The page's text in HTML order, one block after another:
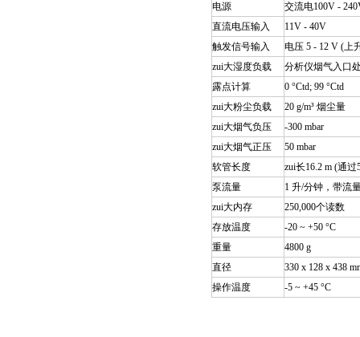
电源
交流电100V -
直流电压输入
11V - 40V
触发信号输入
电压 5 - 12 V (上
zui大湿度负载
分析仪烟气入口
露点计算
0 °Ctd; 99 °Ctd
zui大粉尘负载
20 g/m³ 烟尘量
zui大烟气负压
-300 mbar
zui大烟气正压
50 mbar
软管长度
zui长16.2 m (通
泵流量
1 升/分钟，带流
zui大内存
250,000个读数
存放温度
-20 ~ +50 °C
重量
4800 g
直径
330 x 128 x 438
操作温度
-5 ~ +45 °C